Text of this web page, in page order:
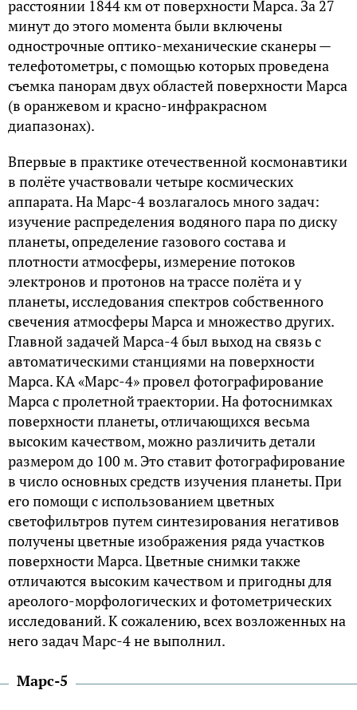
расстоянии 1844 км от поверхности Марса. За 27
минут до этого момента были включены
однострочные оптико-механические сканеры —
телефотометры, с помощью которых проведена
съемка панорам двух областей поверхности Марса
(в оранжевом и красно-инфракрасном
диапазонах).
Впервые в практике отечественной космонавтики
в полёте участвовали четыре космических
аппарата. На Марс-4 возлагалось много задач:
изучение распределения водяного пара по диску
планеты, определение газового состава и
плотности атмосферы, измерение потоков
электронов и протонов на трассе полёта и у
планеты, исследования спектров собственного
свечения атмосферы Марса и множество других.
Главной задачей Марса-4 был выход на связь с
автоматическими станциями на поверхности
Марса. КА «Марс-4» провел фотографирование
Марса с пролетной траектории. На фотоснимках
поверхности планеты, отличающихся весьма
высоким качеством, можно различить детали
размером до 100 м. Это ставит фотографирование
в число основных средств изучения планеты. При
его помощи с использованием цветных
светофильтров путем синтезирования негативов
получены цветные изображения ряда участков
поверхности Марса. Цветные снимки также
отличаются высоким качеством и пригодны для
ареолого-морфологических и фотометрических
исследований. К сожалению, всех возложенных на
него задач Марс-4 не выполнил.
Марс-5